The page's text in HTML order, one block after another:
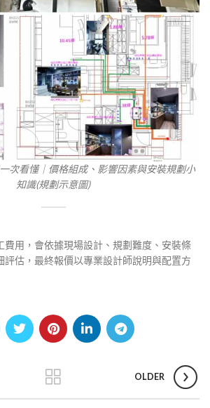
次看懂｜價格組成、影響因素與安裝規劃小
知識(規劃示意圖)
費用，會依據現場設計、規劃難度、安裝條
評估，最終報價以專業設計師說明與配置方
OLDER